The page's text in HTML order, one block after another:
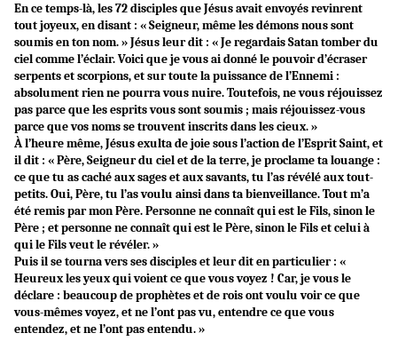
En ce temps-là, les 72 disciples que Jésus avait envoyés revinrent
tout joyeux, en disant : « Seigneur, même les démons nous sont
soumis en ton nom. » Jésus leur dit : « Je regardais Satan tomber du
ciel comme l’éclair. Voici que je vous ai donné le pouvoir d’écraser
serpents et scorpions, et sur toute la puissance de l’Ennemi :
absolument rien ne pourra vous nuire. Toutefois, ne vous réjouissez
pas parce que les esprits vous sont soumis ; mais réjouissez-vous
parce que vos noms se trouvent inscrits dans les cieux. »
À l’heure même, Jésus exulta de joie sous l’action de l’Esprit Saint, et
il dit : « Père, Seigneur du ciel et de la terre, je proclame ta louange :
ce que tu as caché aux sages et aux savants, tu l’as révélé aux tout-
petits. Oui, Père, tu l’as voulu ainsi dans ta bienveillance. Tout m’a
été remis par mon Père. Personne ne connaît qui est le Fils, sinon le
Père ; et personne ne connaît qui est le Père, sinon le Fils et celui à
qui le Fils veut le révéler. »
Puis il se tourna vers ses disciples et leur dit en particulier : «
Heureux les yeux qui voient ce que vous voyez ! Car, je vous le
déclare : beaucoup de prophètes et de rois ont voulu voir ce que
vous-mêmes voyez, et ne l’ont pas vu, entendre ce que vous
entendez, et ne l’ont pas entendu. »